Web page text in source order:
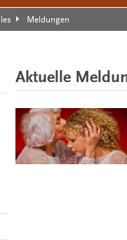
Meldungen
Aktuelle